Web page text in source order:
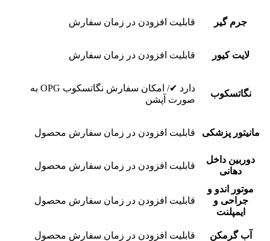
جرم گیر قابلیت افزودن در زمان سفارش
لایت کیور قابلیت افزودن در زمان سفارش
نگاتسکوب
دارد ✔/ امکان سفارش نگاتسکوب OPG به
صورت آپشن
مانیتور پزشکی قابلیت افزودن در زمان سفارش محصول
دوربین داخل
دهانی
قابلیت افزودن در زمان سفارش محصول
موتور اندو و
جراحی و
ایمپلنت
قابلیت افزودن در زمان سفارش محصول
آب گرمکن قابلیت افزودن در زمان سفارش محصول